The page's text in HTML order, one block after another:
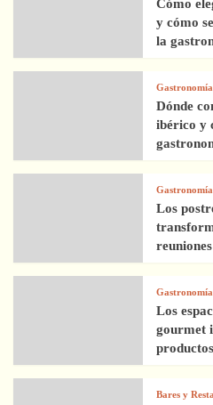
Cómo
y cómo
la
Gastronomía
Dónde
ibérico y
Gastronomía
Los
Gastronomía
Los
gourmet
Bares y